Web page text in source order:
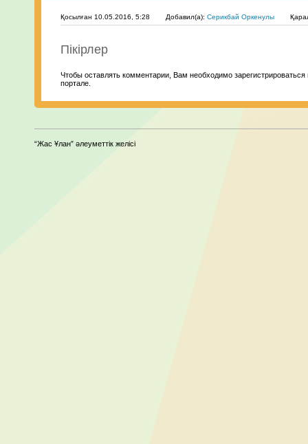
Қосылған 10.05.2016, 5:28 Добавил(а): Серикбай Оркенулы
Пікірлер
Чтобы оставлять комментарии, Вам необходимо зарегистрироваться
портале.
“Жас Ұлан” әлеуметтік желісі